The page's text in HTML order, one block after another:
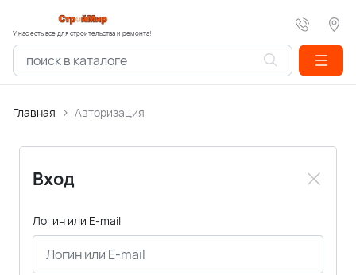
У нас есть все для строительства и ремонта!
Главная Авторизация
Вход
Логин или E-mail